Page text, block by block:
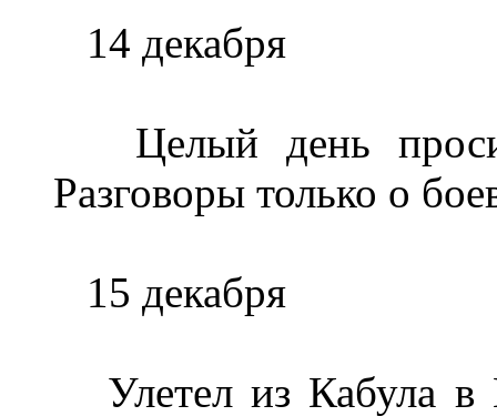
14 декабря
Целый день
Разговоры только о
15 декабря
Улетел из Кабула в